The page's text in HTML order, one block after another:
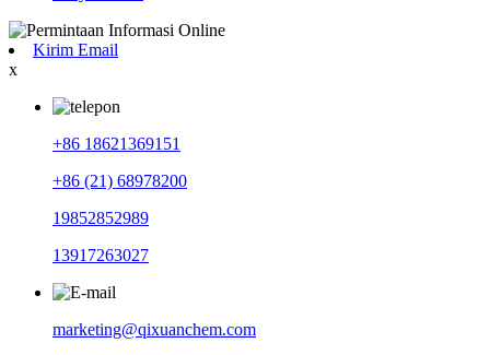
Kirim Email
x
+86 18621369151
+86 (21) 68978200
19852852989
13917263027
marketing@qixuanchem.com